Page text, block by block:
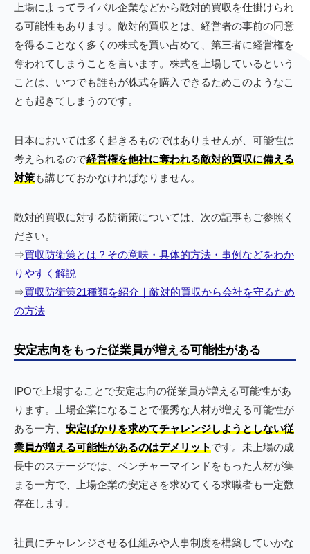
上場によってライバル企業などから敵対的買収を仕掛けられ
る可能性もあります。敵対的買収とは、経営者の事前の同意
を得ることなく多くの株式を買い占めて、第三者に経営権を
奪われてしまうことを言います。株式を上場しているという
ことは、いつでも誰もが株式を購入できるためこのようなこ
とも起きてしまうのです。
日本においては多く起きるものではありませんが、可能性は
考えられるので経営権を他社に奪われる敵対的買収に備える
対策も講じておかなければなりません。
敵対的買収に対する防衛策については、次の記事もご参照く
ださい。
⇒買収防衛策とは？その意味・具体的方法・事例などをわか
りやすく解説
⇒買収防衛策21種類を紹介｜敵対的買収から会社を守るため
の方法
安定志向をもった従業員が増える可能性がある
IPOで上場することで安定志向の従業員が増える可能性があ
ります。上場企業になることで優秀な人材が増える可能性が
ある一方、 安定ばかりを求めてチャレンジしようとしない従
業員が増える可能性があるのはデメリット です。未上場の成
長中のステージでは、ベンチャーマインドをもった人材が集
まる一方で、上場企業の安定さを求めてくる求職者も一定数
存在します。
社員にチャレンジさせる仕組みや人事制度を構築していかな